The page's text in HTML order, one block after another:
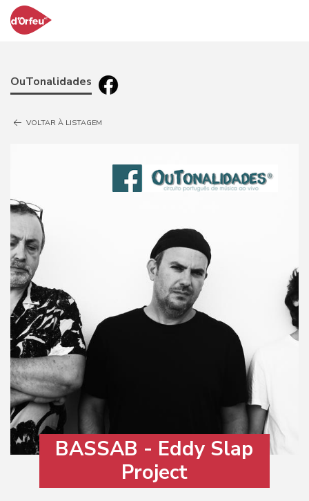
OuTonalidades
VOLTAR À LISTAGEM
BASSAB - Eddy Slap
Project